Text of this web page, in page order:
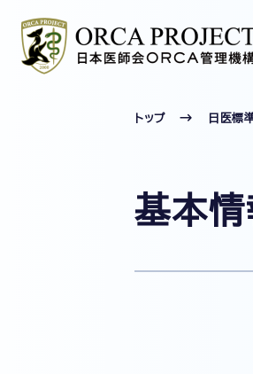
トップ 日医標
基本